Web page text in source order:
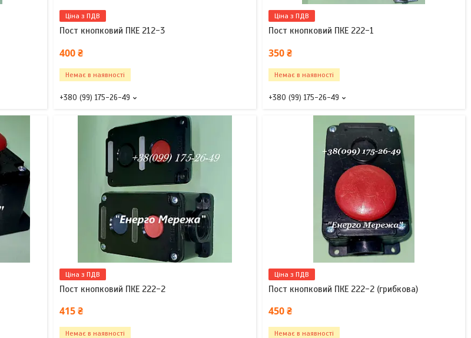
Ціна з ПДВ
Пост кнопковий ПКЕ 212-3
400 ₴
Немає в наявності
+380 (99) 175-26-49
Ціна з ПДВ
Пост кнопковий ПКЕ 222-1
350 ₴
Немає в наявності
+380 (99) 175-26-49
Ціна з ПДВ
Пост кнопковий ПКЕ 222-2
415 ₴
Немає в наявності
Ціна з ПДВ
Пост кнопковий ПКЕ 222-2 (грибкова)
450 ₴
Немає в наявності